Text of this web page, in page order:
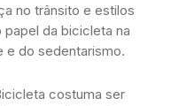
no trânsito e estilos
da bicicleta na
e do sedentarismo.
costuma ser